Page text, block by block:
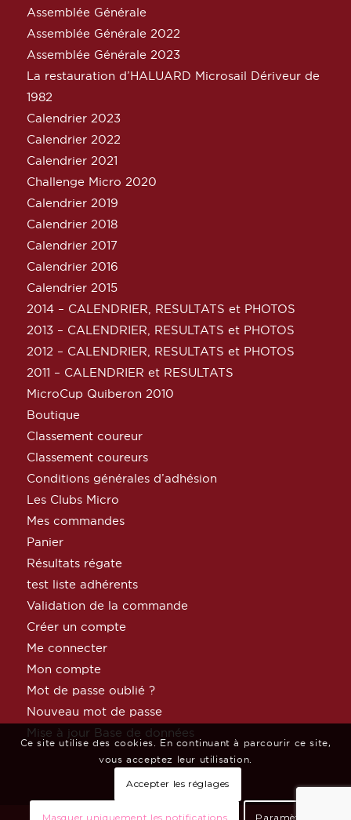
Assemblée Générale
Assemblée Générale 2022
Assemblée Générale 2023
La restauration d’HALUARD Microsail Dériveur de
1982
Calendrier 2023
Calendrier 2022
Calendrier 2021
Challenge Micro 2020
Calendrier 2019
Calendrier 2018
Calendrier 2017
Calendrier 2016
Calendrier 2015
2014 – CALENDRIER, RESULTATS et PHOTOS
2013 – CALENDRIER, RESULTATS et PHOTOS
2012 – CALENDRIER, RESULTATS et PHOTOS
2011 – CALENDRIER et RESULTATS
MicroCup Quiberon 2010
Boutique
Classement coureur
Classement coureurs
Conditions générales d’adhésion
Les Clubs Micro
Mes commandes
Panier
Résultats régate
test liste adhérents
Validation de la commande
Créer un compte
Me connecter
Mon compte
Mot de passe oublié ?
Nouveau mot de passe
Mise à jour Base de données
Ce site utilise des cookies. En continuant à parcourir ce site,
vous acceptez leur utilisation.
Accepter les réglages
Masquer uniquement les notifications Paramètres